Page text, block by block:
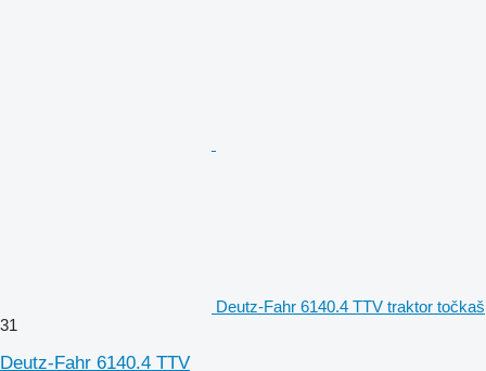
Deutz-Fahr 6140.4 TTV traktor točkaš
31
Deutz-Fahr 6140.4 TTV